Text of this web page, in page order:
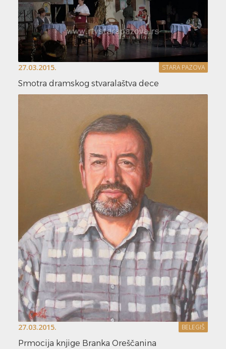
27.03.2015. STARA PAZOVA
Smotra dramskog stvaralaštva dece
27.03.2015. BELEGIŠ
Prmocija knjige Branka Oreščanina